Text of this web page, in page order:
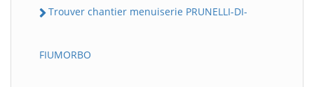
Trouver chantier menuiserie PRUNELLI-DI-
FIUMORBO